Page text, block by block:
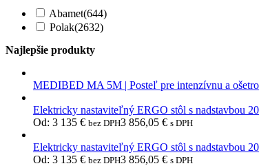
Abamet(644)
Polak(2632)
Najlepšie produkty
MEDIBED MA 5M | Posteľ pre intenzívnu a
Elektricky nastaviteľný ERGO stôl s nadstavbou
Od: 3 135 € bez DPH3 856,05 € s DPH
Elektricky nastaviteľný ERGO stôl s nadstavbou
Od: 3 135 € bez DPH3 856,05 € s DPH